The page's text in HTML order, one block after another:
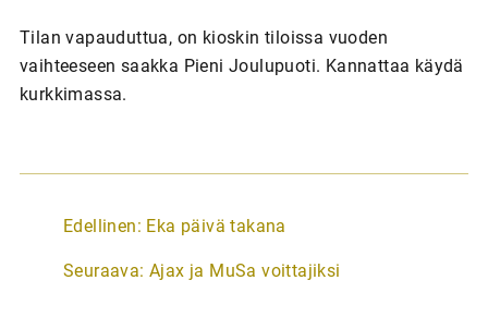
Tilan vapauduttua, on kioskin tiloissa vuoden
vaihteeseen saakka Pieni Joulupuoti. Kannattaa käydä
kurkkimassa.
A
t
Edellinen: Eka päivä takana
Seuraava: Ajax ja MuSa voittajiksi